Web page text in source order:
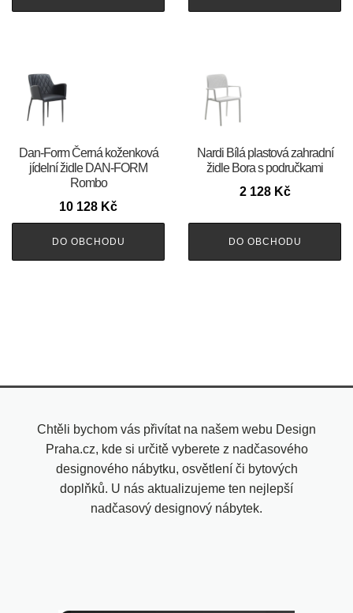
​​​​​Dan-Form Černá koženková
jídelní židle DAN-FORM
Rombo
10 128 Kč
DO OBCHODU
Nardi Bílá plastová zahradní
židle Bora s područkami
2 128 Kč
DO OBCHODU
Chtěli bychom vás přivítat na našem webu Design
Praha.cz, kde si určitě vyberete z nadčasového
designového nábytku, osvětlení či bytových
doplňků. U nás aktualizujeme ten nejlepší
nadčasový designový nábytek.